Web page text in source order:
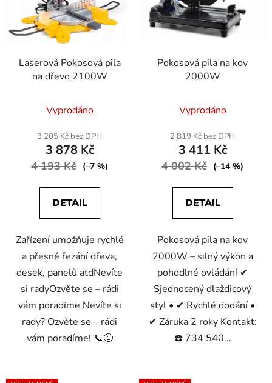
ů
o
Laserová Pokosová pila
na dřevo 2100W
Vyprodáno
3 205 Kč bez DPH
3 878 Kč
4 193 Kč (–7 %)
DETAIL
Zařízení umožňuje rychlé
a přesné řezání dřeva,
desek, panelů atdNevíte
si radyOzvěte se – rádi
vám poradíme Nevíte si
rady? Ozvěte se – rádi
vám poradíme! 📞😊
Pokosová pila na kov
2000W
Vyprodáno
2 819 Kč bez DPH
3 411 Kč
4 002 Kč (–14 %)
DETAIL
Pokosová pila na kov
2000W – silný výkon a
pohodlné ovládání ✔
Sjednocený dlaždicový
styl • ✔ Rychlé dodání •
✔ Záruka 2 roky Kontakt:
☎️ 734 540...